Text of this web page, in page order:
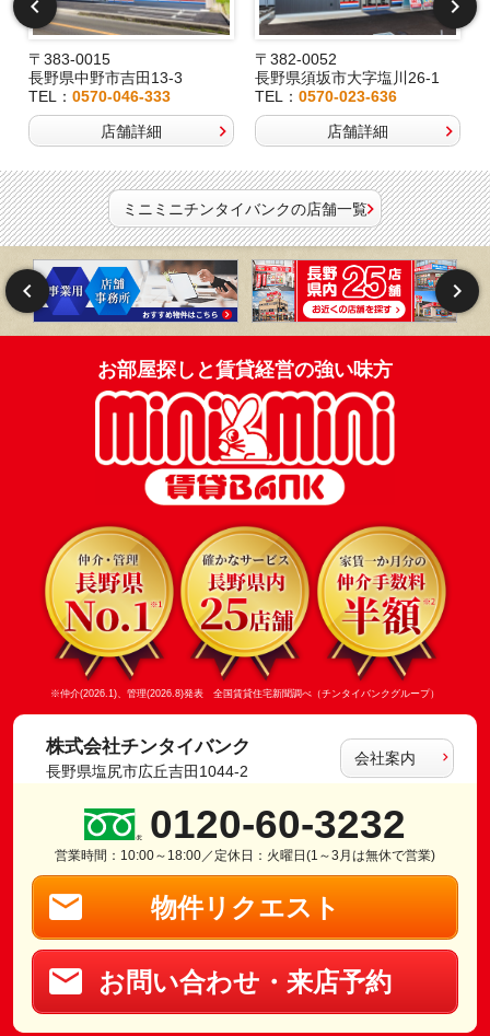
〒383-0015
長野県中野市吉田13-3
TEL： 0570-046-333
店舗詳細
〒382-0052
長野県須坂市大字塩川26-1
TEL：0570-023-636
店舗詳細
ミニミニチンタイバンクの店舗一覧
お部屋探しと賃貸経営の強い味方
※仲介(2026.1)、管理(2026.8)発表 全国賃貸住宅新聞調べ（チンタイバンクグループ）
株式会社チンタイバンク
長野県塩尻市広丘吉田1044-2
会社案内
0120-60-3232
営業時間：10:00～18:00／定休日：火曜日(1～3月は無休で営業)
物件リクエスト
お問い合わせ・来店予約